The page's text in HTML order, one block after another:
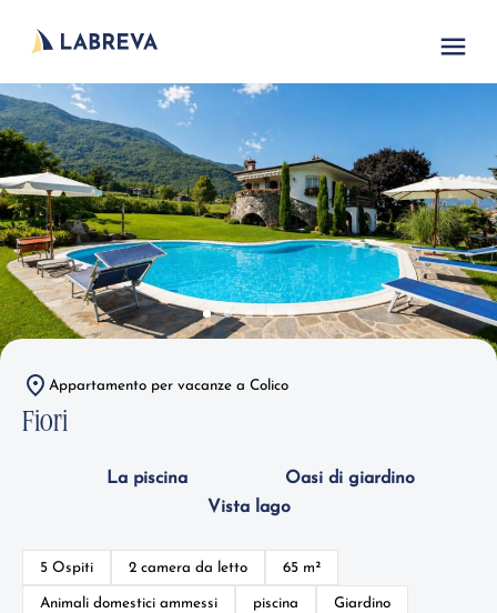
Appartamento per vacanze a Colico
Fiori
La piscina
Oasi di giardino
Vista lago
5 Ospiti 2 camera da letto 65 m²
Animali domestici ammessi piscina Giardino